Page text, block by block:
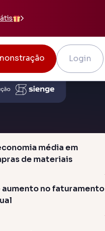
Login
Obra
dos custosmédia em
de materiais
aumento no faturamento